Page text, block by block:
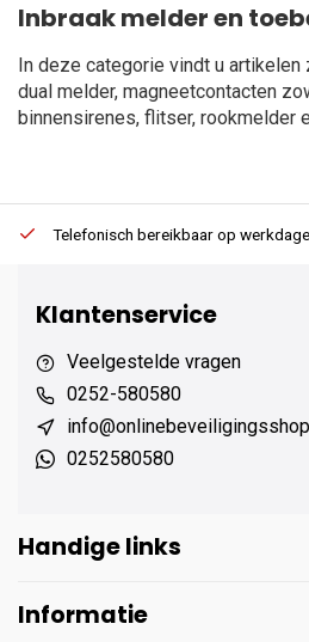
Inbraak melder en
In deze categorie vindt u artikelen
dual melder, magneetcontacten
binnensirenes, flitser, rookmelder
Telefonisch bereikbaar op
Klantenservice
Veelgestelde vragen
0252-580580
0252580580
Handige links
Informatie